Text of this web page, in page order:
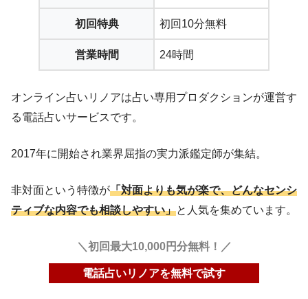
初回特典 初回10分無料
営業時間 24時間
オンライン占いリノアは占い専用プロダクションが運営す
る電話占いサービスです。
2017年に開始され業界屈指の実力派鑑定師が集結。
非対面という特徴が「対面よりも気が楽で、どんなセンシ
ティブな内容でも相談しやすい」と人気を集めています。
＼初回最大10,000円分無料！／
電話占いリノアを無料で試す